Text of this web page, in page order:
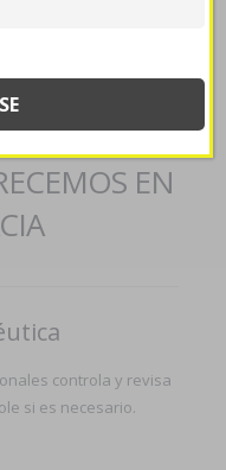
de-amoxil-
hosboral-generico-en-
barato
EN
controla y revisa
si es necesario.